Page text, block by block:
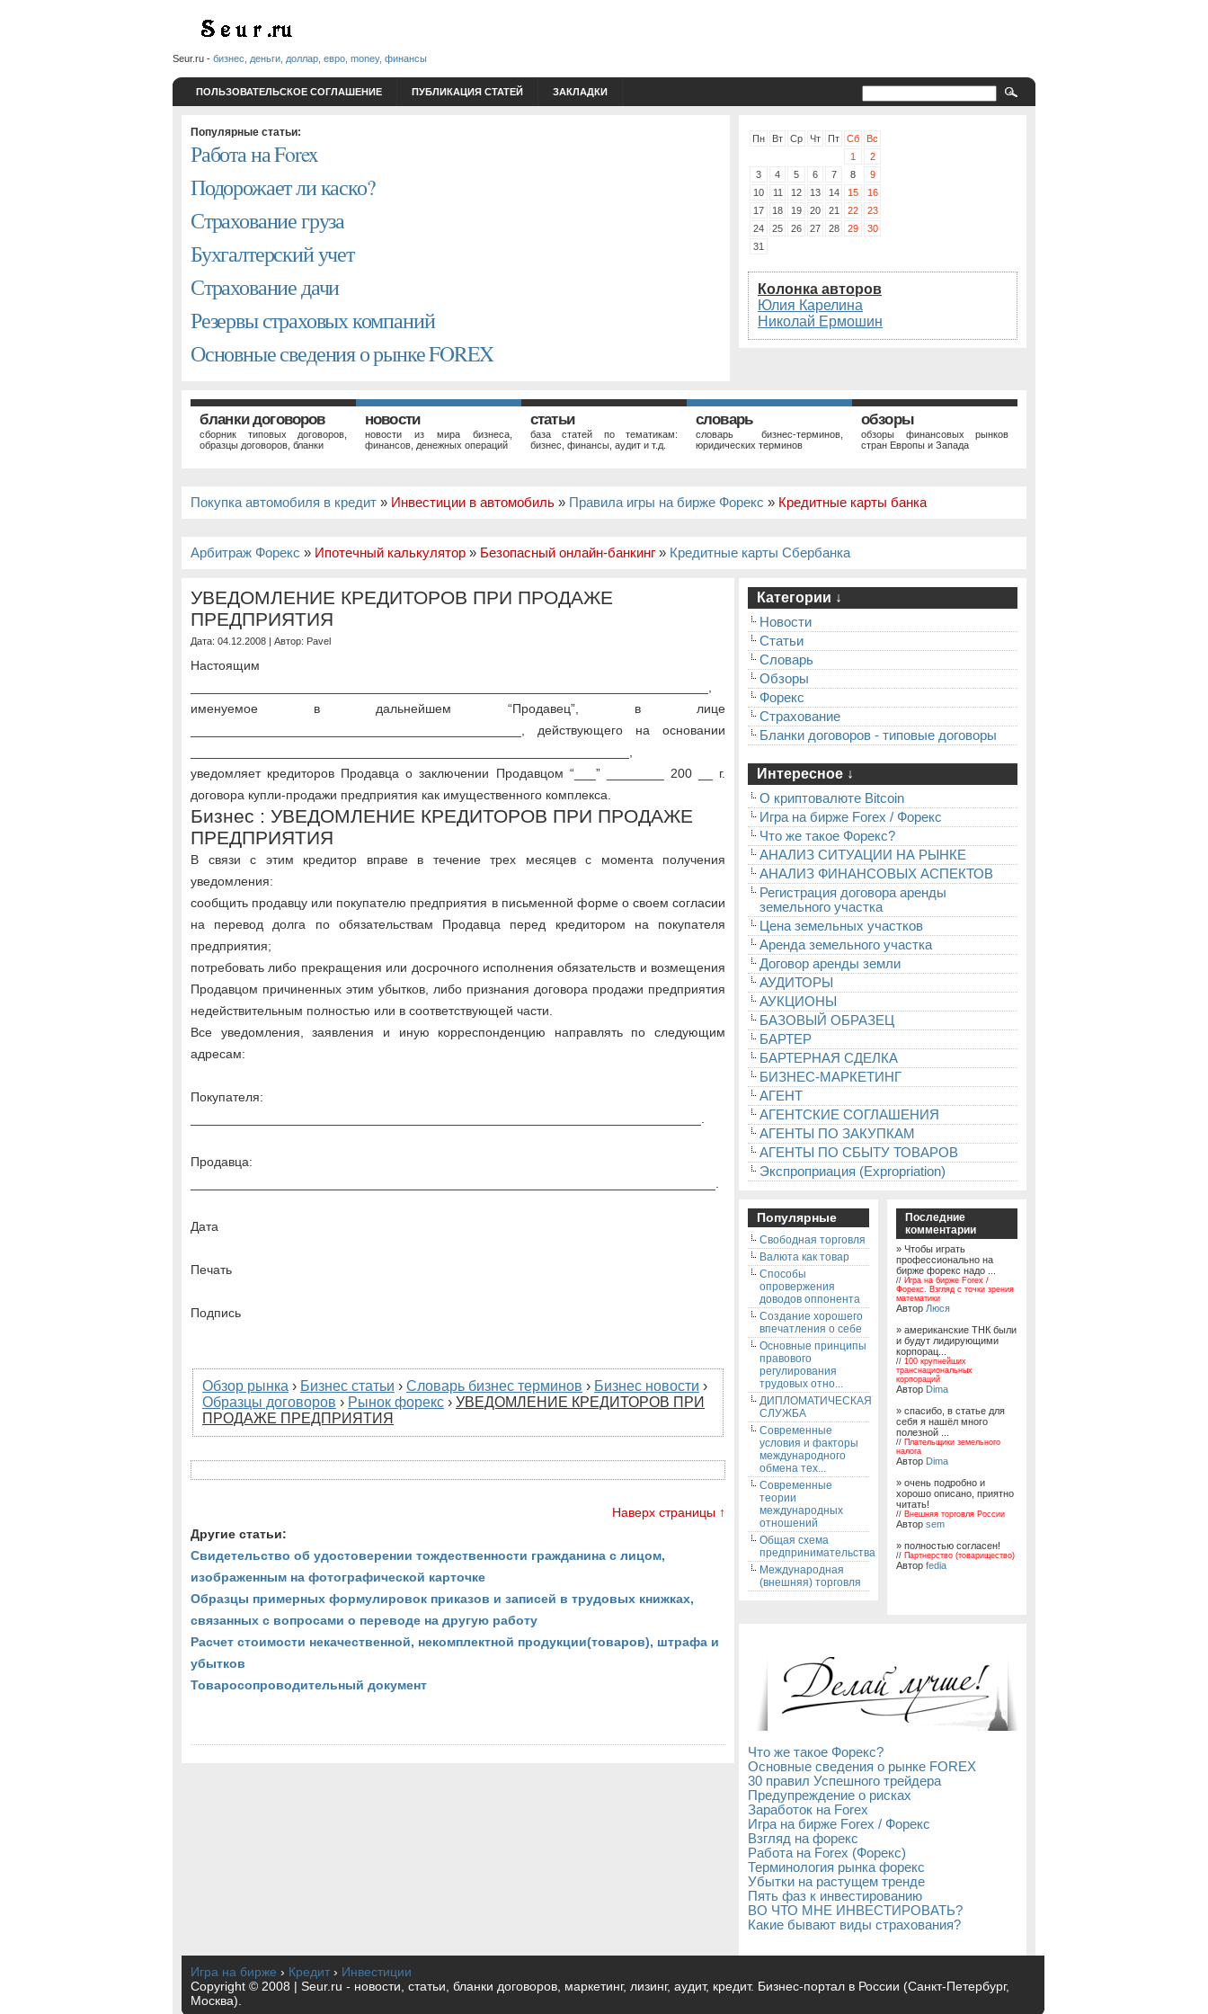
Seur.ru - бизнес, деньги, доллар, евро, money, финансы
ПОЛЬЗОВАТЕЛЬСКОЕ СОГЛАШЕНИЕ ПУБЛИКАЦИЯ СТАТЕЙ ЗАКЛАДКИ
Популярные статьи:
Работа на Forex
Подорожает ли каско?
Страхование груза
Бухгалтерский учет
Страхование дачи
Резервы страховых компаний
Основные сведения о рынке FOREX
Пн Вт Ср Чт Пт Сб
Вс
1
2
3
4 5 6 7 8
9
10
11 12 13 14 15
16
17
18 19 20 21 22
23
24
25 26 27 28 29
30
31
Колонка авторов
Юлия Карелина
Николай Ермошин
бланки договоров
сборник типовых договоров,
образцы договоров, бланки
новости
новости из мира бизнеса,
финансов, денежных операций
статьи
база статей по тематикам:
бизнес, финансы, аудит и т.д.
словарь
словарь бизнес-терминов,
юридических терминов
обзоры
обзоры финансовых рынков
стран Европы и Запада
Покупка автомобиля в кредит » Инвестиции в автомобиль » Правила игры на бирже Форекс » Кредитные карты банка
Арбитраж Форекс » Ипотечный калькулятор » Безопасный онлайн-банкинг » Кредитные карты Сбербанка
УВЕДОМЛЕНИЕ КРЕДИТОРОВ ПРИ ПРОДАЖЕ
ПРЕДПРИЯТИЯ
Дата: 04.12.2008 | Автор: Pavel
Настоящим
именуемое в дальнейшем “Продавец”, в лице
______________________________________________, действующего на основании
уведомляет кредиторов Продавца о заключении Продавцом “___” ________ 200 __ г.
договора купли-продажи предприятия как имущественного комплекса.
Бизнес : УВЕДОМЛЕНИЕ КРЕДИТОРОВ ПРИ ПРОДАЖЕ
ПРЕДПРИЯТИЯ
В связи с этим кредитор вправе в течение трех месяцев с момента получения
уведомления:
сообщить продавцу или покупателю предприятия в письменной форме о своем согласии
на перевод долга по обязательствам Продавца перед кредитором на покупателя
предприятия;
потребовать либо прекращения или досрочного исполнения обязательств и возмещения
Продавцом причиненных этим убытков, либо признания договора продажи предприятия
недействительным полностью или в соответствующей части.
Все уведомления, заявления и иную корреспонденцию направлять по следующим
адресам:
Покупателя:
Продавца:
Дата
Печать
Подпись
Обзор рынка › Бизнес статьи › Словарь бизнес терминов › Бизнес новости ›
Образцы договоров › Рынок форекс › УВЕДОМЛЕНИЕ КРЕДИТОРОВ ПРИ
ПРОДАЖЕ ПРЕДПРИЯТИЯ
Наверх страницы ↑
Другие статьи:
Свидетельство об удостоверении тождественности гражданина с лицом,
изображенным на фотографической карточке
Образцы примерных формулировок приказов и записей в трудовых книжках,
связанных с вопросами о переводе на другую работу
Расчет стоимости некачественной, некомплектной продукции(товаров), штрафа и
убытков
Товаросопроводительный документ
Категории ↓
Новости
Статьи
Словарь
Обзоры
Форекс
Страхование
Бланки договоров - типовые договоры
Интересное ↓
О криптовалюте Bitcoin
Игра на бирже Forex / Форекс
Что же такое Форекс?
АНАЛИЗ СИТУАЦИИ НА РЫНКЕ
АНАЛИЗ ФИНАНСОВЫХ АСПЕКТОВ
Регистрация договора аренды
земельного участка
Цена земельных участков
Аренда земельного участка
Договор аренды земли
АУДИТОРЫ
АУКЦИОНЫ
БАЗОВЫЙ ОБРАЗЕЦ
БАРТЕР
БАРТЕРНАЯ СДЕЛКА
БИЗНЕС-МАРКЕТИНГ
АГЕНТ
АГЕНТСКИЕ СОГЛАШЕНИЯ
АГЕНТЫ ПО ЗАКУПКАМ
АГЕНТЫ ПО СБЫТУ ТОВАРОВ
Экспроприация (Expropriation)
Популярные
Свободная торговля
Валюта как товар
Способы
опровержения
доводов оппонента
Создание хорошего
впечатления о себе
Основные принципы
правового
регулирования
трудовых отно...
ДИПЛОМАТИЧЕСКАЯ
СЛУЖБА
Современные
условия и факторы
международного
обмена тех...
Современные
теории
международных
отношений
Общая схема
предпринимательства
Международная
(внешняя) торговля
Последние
комментарии
» Чтобы играть
профессионально на
бирже форекс надо ...
// Игра на бирже Forex /
Форекс. Взгляд с точки зрения
математики
Автор Люся
» американские ТНК были
и будут лидирующими
корпорац...
// 100 крупнейших
транснациональных
корпораций
Автор Dima
» спасибо, в статье для
себя я нашёл много
полезной ...
// Плательщики земельного
налога
Автор Dima
» очень подробно и
хорошо описано, приятно
читать!
// Внешняя торговля России
Автор sem
» полностью согласен!
// Партнерство (товарищество)
Автор fedia
Что же такое Форекс?
Основные сведения о рынке FOREX
30 правил Успешного трейдера
Предупреждение о рисках
Заработок на Forex
Игра на бирже Forex / Форекс
Взгляд на форекс
Работа на Forex (Форекс)
Терминология рынка форекс
Убытки на растущем тренде
Пять фаз к инвестированию
ВО ЧТО МНЕ ИНВЕСТИРОВАТЬ?
Какие бывают виды страхования?
Игра на бирже › Кредит › Инвестиции
Copyright © 2008 | Seur.ru - новости, статьи, бланки договоров, маркетинг, лизинг, аудит, кредит. Бизнес-портал в России (Санкт-Петербург,
Москва).